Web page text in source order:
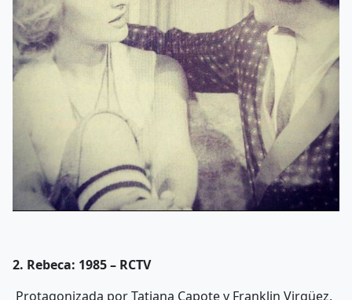
2. Rebeca: 1985 – RCTV
Protagonizada por Tatiana Capote y Franklin Virgüez.